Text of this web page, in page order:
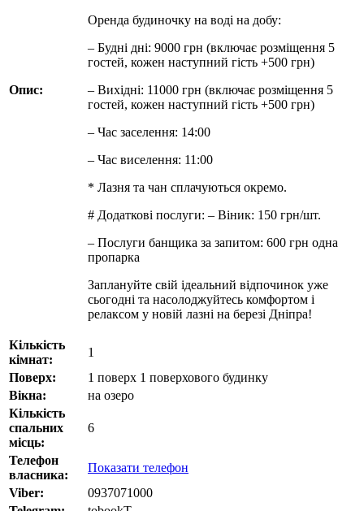
Опис:
Оренда будиночку на воді на добу:
– Будні дні: 9000 грн (включає розміщення 5
гостей, кожен наступний гість +500 грн)
– Вихідні: 11000 грн (включає розміщення 5
гостей, кожен наступний гість +500 грн)
– Час заселення: 14:00
– Час виселення: 11:00
* Лазня та чан сплачуються окремо.
# Додаткові послуги: – Віник: 150 грн/шт.
– Послуги банщика за запитом: 600 грн одна
пропарка
Заплануйте свій ідеальний відпочинок уже
сьогодні та насолоджуйтесь комфортом і
релаксом у новій лазні на березі Дніпра!
Кількість
кімнат:
1
Поверх:
1 поверх 1 поверхового будинку
Вікна:
на озеро
Кількість
спальних
місць:
6
Телефон
власника:
Показати телефон
Viber:
0937071000